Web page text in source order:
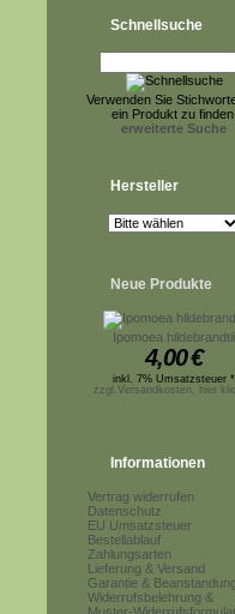
Schnellsuche
Verwenden Sie
ein Produkt zu finden.
erweiterte Suche
Hersteller
Neue Produkte
Ipomoea hildebrandtii
4,00€
inkl. 7% Umsatzsteuer *
zzgl.Versandkosten, hier
Informationen
Vertrag widerrufen
Datenschutz
EU Umsatzsteuer
Bestellablauf
Zahlungsarten
Lieferung & Versand
Garantie &
Widerrufsbelehrung &